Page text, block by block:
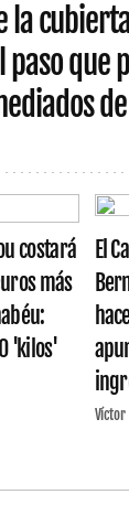
la
paso
costará
más
'kilos'
El
Víctor